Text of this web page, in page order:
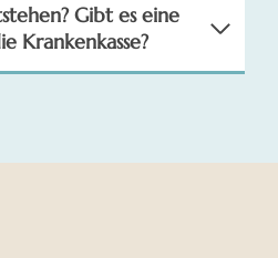
Gibt es eine
Krankenkasse?